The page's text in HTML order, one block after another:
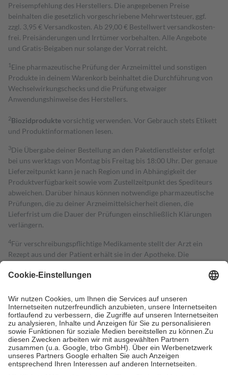
Preisempfehlung des Herstellers. Die angegebenen Preise
beinhalten die gesetzlich vorgeschriebene Mehrwertsteuer, ggf.
zzgl. 3,95 € Versandkosten. Ab 29,00 € Bestell­wert versand­kosten­
frei. Preisänderungen und Irrtümer vorbehalten. Alle Angebote
und Gratis-Beigaben nur solange der Vorrat reicht.
1 Eine pharmazeutische Prüfung der Arzneimittel und sonstigen
Produkte in deinem Warenkorb beinhaltet die Durchführung von
Wechselwirkungschecks und die Prüfung etwaiger
Anwendungshinweise des Herstellers.
2Biozidproduktevorsichtig verwenden. Vor Gebrauch stets Etikett
und Produktinformationen lesen.
3Die Übergabe deiner Bestellung an den Paketdienstleister erfolgt
bei uns werktags von Montag bis Freitag bis 18:00 Uhr. Der genaue
Lieferzeitpunkt kann je nach Region und in Abhängigkeit der
Produktverfügbarkeit sowie vom Zustellzeitpunkt des Spediteurs
abweichen. Darüber hinaus können notwendige pharmazeutische
Prüfungen, die zu deiner Arzneimittelsicherheit dienen, die
Lieferfrist um die Dauer der Prüfungen einschließlich Klärungen
verlängern.
4Für verschreibungspflichtige Medikamente stellt der Arzt ein
Rezept aus und der Patient erhält sie in der Apotheke. Die
Kosten dafür, der Versicherte trägt einen Teil davon als Zuzahlung
Grundsätzlich leisten Mitglieder Zuzahlungen in Höhe von zehn
Prozent des Abgabepreises,mindestensjedochfünf Euround
höchstens zehn Euro.Es sind jedoch nie mehr als die tatsächlichen
Kosten der Leistung zu entrichten.
Diese Regeln gelten grundsätzlich auch für Online-Apotheken.
Bei Heilmitteln und häuslicher Krankenpflege beträgt die
Zuzahlung zehn Prozent der Kosten sowie zehn Euro je